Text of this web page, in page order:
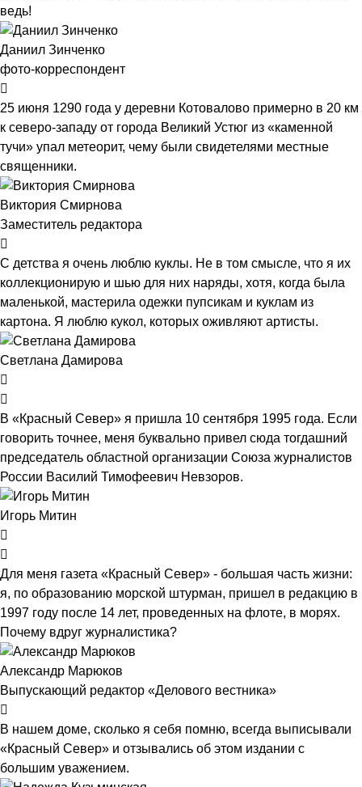
ведь!
Даниил Зинченко
фото-корреспондент
25 июня 1290 года у деревни Котовалово примерно в 20 км
к северо-западу от города Великий Устюг из «каменной
тучи» упал метеорит, чему были свидетелями местные
священники.
Виктория Смирнова
Заместитель редактора
С детства я очень люблю куклы. Не в том смысле, что я их
коллекционирую и шью для них наряды, хотя, когда была
маленькой, мастерила одежки пупсикам и куклам из
картона. Я люблю кукол, которых оживляют артисты.
Светлана Дамирова
В «Красный Север» я пришла 10 сентября 1995 года. Если
говорить точнее, меня буквально привел сюда тогдашний
председатель областной организации Союза журналистов
России Василий Тимофеевич Невзоров.
Игорь Митин
Для меня газета «Красный Север» - большая часть жизни:
я, по образованию морской штурман, пришел в редакцию в
1997 году после 14 лет, проведенных на флоте, в морях.
Почему вдруг журналистика?
Александр Марюков
Выпускающий редактор «Делового вестника»
В нашем доме, сколько я себя помню, всегда выписывали
«Красный Север» и отзывались об этом издании с
большим уважением.